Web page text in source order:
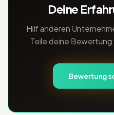
Deine
Hilf anderen
Teile deine
Bewertung